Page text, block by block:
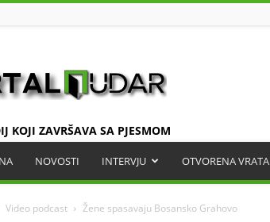
KOJI ZAVRŠAVA SA PJESMOM
NOVOSTI INTERVJU OTVORENA VRATA
Video podcast Žene spasavaju Bosansko Grahovo